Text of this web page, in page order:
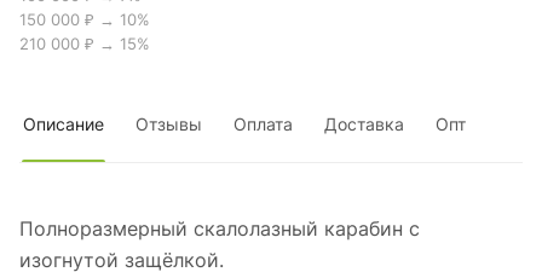
150 000 ₽ → 10%
210 000 ₽ → 15%
Описание Отзывы Оплата Доставка Опт
Полноразмерный скалолазный карабин с
изогнутой защёлкой.